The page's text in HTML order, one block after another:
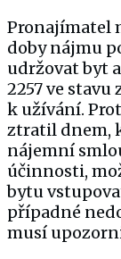
Pronajímatel
doby nájmu
udržovat byt
2257 ve stavu
k užívání.
ztratil dnem,
nájemní
účinnosti,
bytu
případné
musí